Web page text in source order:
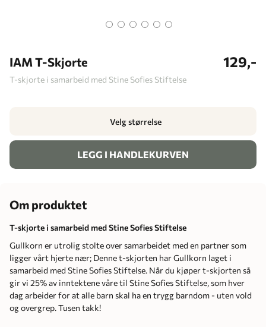
IAM T-Skjorte
T-skjorte i samarbeid med Stine Sofies Stiftelse
129,-
Velg størrelse
LEGG I HANDLEKURVEN
Om produktet
T-skjorte i samarbeid med Stine Sofies Stiftelse
Gullkorn er utrolig stolte over samarbeidet med en partner som
ligger vårt hjerte nær; Denne t-skjorten har Gullkorn laget i
samarbeid med Stine Sofies Stiftelse. Når du kjøper t-skjorten så
gir vi 25% av inntektene våre til Stine Sofies Stiftelse, som hver
dag arbeider for at alle barn skal ha en trygg barndom - uten vold
og overgrep. Tusen takk!